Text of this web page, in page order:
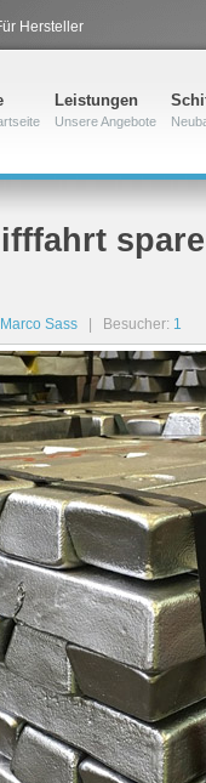
Hersteller
Leistungen
Unsere Angebote
Marco Sass | Besucher: 1